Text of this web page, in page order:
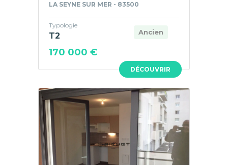
DÉCOUVRIR
LA SEYNE SUR MER - 83500
Ancien
Typologie
T2
170 000 €